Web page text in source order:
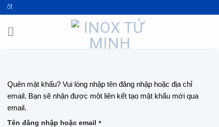
Skip
to
content
tốt
Quên mật khẩu? Vui lòng nhập tên đăng nhập hoặc địa chỉ
email. Bạn sẽ nhận được một liên kết tạo mật khẩu mới qua
email.
Tên đăng nhập hoặc email *Bắt